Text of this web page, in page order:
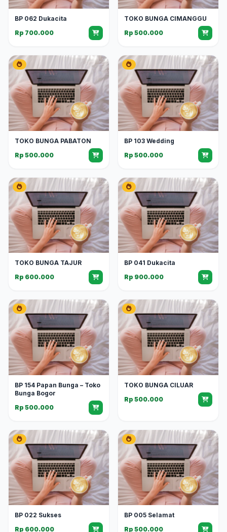
BP 062 Dukacita
Rp 700.000
TOKO BUNGA CIMANGGU
Rp 500.000
TOKO BUNGA PABATON
Rp 500.000
BP 103 Wedding
Rp 500.000
TOKO BUNGA TAJUR
Rp 600.000
BP 041 Dukacita
Rp 900.000
BP 154 Papan Bunga – Toko
Bunga Bogor
Rp 500.000
TOKO BUNGA CILUAR
Rp 500.000
BP 022 Sukses
Rp 600.000
BP 005 Selamat
Rp 500.000